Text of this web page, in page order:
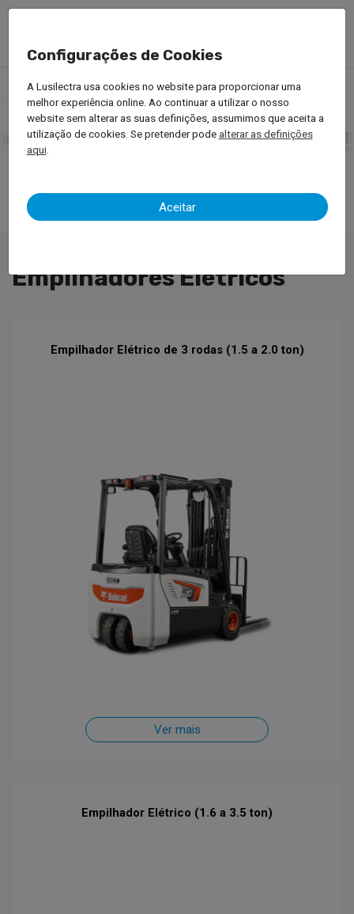
Produtos Empilhadores Empilhadores Elétricos
Empilhadores Elétricos
Empilhador Elétrico de 3 rodas (1.5 a 2.0 ton)
Ver mais
Empilhador Elétrico (1.6 a 3.5 ton)
Configurações de Cookies
A Lusilectra usa cookies no website para proporcionar uma
melhor experiência online. Ao continuar a utilizar o nosso
website sem alterar as suas definições, assumimos que aceita a
utilização de cookies. Se pretender podealterar as definições
aqui.
Aceitar